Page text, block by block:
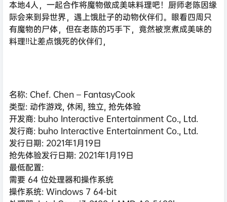
本地4人，一起合作将魔物做成美味料理吧！厨师老陈因缘
际会来到异世界，遇上饿肚子的动物伙伴们。眼看四周只
有魔物的尸体，但在老陈的巧手下，竟然被烹煮成美味的
料理!!让差点饿死的伙伴们，
名称: Chef. Chen – FantasyCook
类型: 动作游戏, 休闲, 独立, 抢先体验
开发商: buho Interactive Entertainment Co., Ltd.
发行商: buho Interactive Entertainment Co., Ltd.
发行日期: 2021年1月19日
抢先体验发行日期: 2021年1月19日
最低配置:
需要 64 位处理器和操作系统
操作系统: Windows 7 64-bit